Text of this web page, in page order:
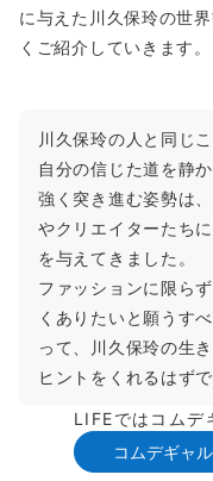
に与えた川久保玲の世
くご紹介していきます。
川久保玲の人と同じ
自分の信じた道を静
強く突き進む姿勢は
やクリエイターたち
を与えてきました。
ファッションに限ら
くありたいと願うす
って、川久保玲の生
ヒントをくれるはずで
LIFEではコムデ
コムデギャ